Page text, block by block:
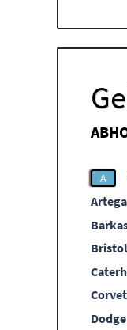
A
Artega
Bristol
Dodge